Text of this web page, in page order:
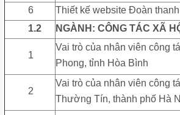
6
Thiết kế website Đoàn
1.2
NGÀNH: CÔNG TÁC XÃ
1
Vai trò của nhân viên công
Phong, tỉnh Hòa Bình
2
Vai trò của nhân viên công
Thường Tín, thành phố Hà